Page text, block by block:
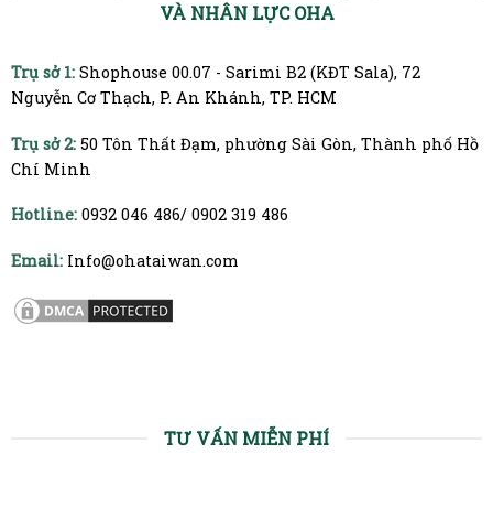
VÀ NHÂN LỰC OHA
Trụ sở 1: Shophouse 00.07 - Sarimi B2 (KĐT Sala), 72
Nguyễn Cơ Thạch, P. An Khánh, TP. HCM
Trụ sở 2: 50 Tôn Thất Đạm, phường Sài Gòn, Thành phố Hồ
Chí Minh
Hotline: 0932 046 486/ 0902 319 486
Email: Info@ohataiwan.com
TƯ VẤN MIỄN PHÍ